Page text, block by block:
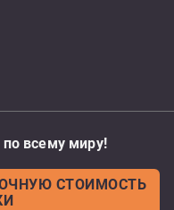
всему миру!
СТОИМОСТЬ